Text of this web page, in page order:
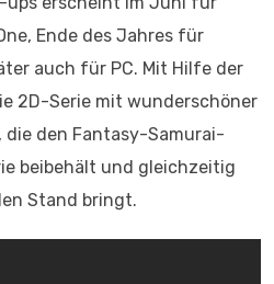
Ende des Jahres für
auch für PC. Mit Hilfe der
2D-Serie mit wunderschöner
den Fantasy-Samurai-
beibehält und gleichzeitig
Stand bringt.